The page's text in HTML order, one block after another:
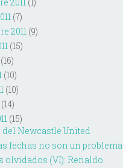
(7)
2011 (9)
(15)
(16)
(10)
(10)
(14)
(15)
del Newcastle United
fechas no son un problema
olvidados (VI): Renaldo